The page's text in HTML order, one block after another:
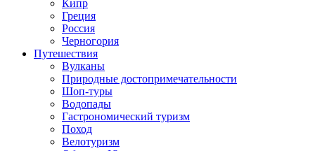
Кипр
Греция
Россия
Черногория
Путешествия
Вулканы
Природные достопримечательности
Шоп-туры
Водопады
Гастрономический туризм
Поход
Велотуризм